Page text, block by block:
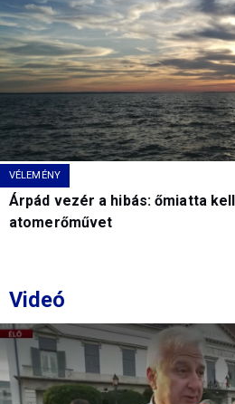
VÉLEMÉNY
Árpád vezér a hibás: őmiatta
atomerőművet
Videó